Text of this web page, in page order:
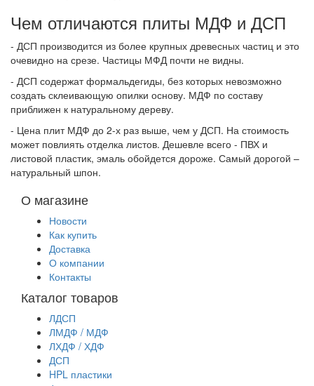
Чем отличаются плиты МДФ и ДСП
- ДСП производится из более крупных древесных частиц и это
очевидно на срезе. Частицы МФД почти не видны.
- ДСП содержат формальдегиды, без которых невозможно
создать склеивающую опилки основу. МДФ по составу
приближен к натуральному дереву.
- Цена плит МДФ до 2-х раз выше, чем у ДСП. На стоимость
может повлиять отделка листов. Дешевле всего - ПВХ и
листовой пластик, эмаль обойдется дороже. Самый дорогой –
натуральный шпон.
О магазине
Новости
Как купить
Доставка
О компании
Контакты
Каталог товаров
ЛДСП
ЛМДФ / МДФ
ЛХДФ / ХДФ
ДСП
HPL пластики